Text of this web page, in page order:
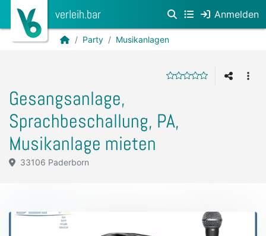
verleih.bar Anmelden
Party Musikanlagen
Gesangsanlage,
Sprachbeschallung, PA,
Musikanlage mieten
33106 Paderborn